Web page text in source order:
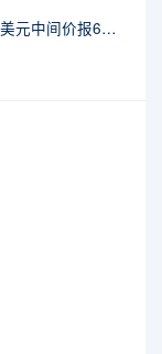
2026年8月7日周五人民币对美元中间价报6.7904调贬9个基点